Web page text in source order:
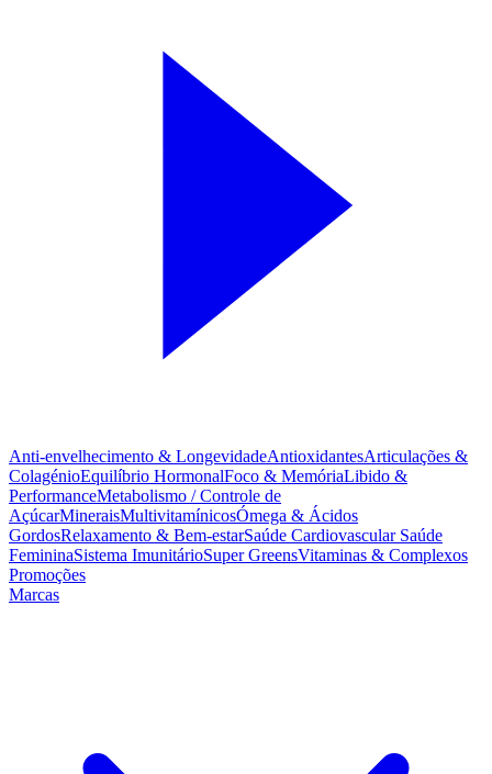
Anti-envelhecimento & LongevidadeAntioxidantesArticulações &
ColagénioEquilíbrio HormonalFoco & MemóriaLibido &
PerformanceMetabolismo / Controle de
AçúcarMineraisMultivitamínicosÓmega & Ácidos
GordosRelaxamento & Bem-estarSaúde Cardiovascular Saúde
FemininaSistema ImunitárioSuper GreensVitaminas & Complexos
Promoções
Marcas